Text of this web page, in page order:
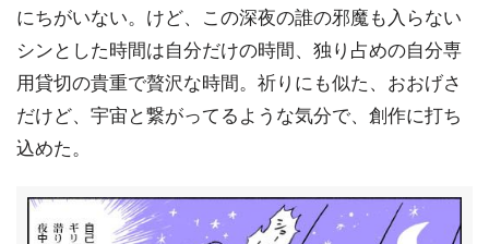
にちがいない。けど、この深夜の誰の邪魔も入らない
シンとした時間は自分だけの時間、独り占めの自分専
用貸切の貴重で贅沢な時間。祈りにも似た、おおげさ
だけど、宇宙と繋がってるような気分で、創作に打ち
込めた。